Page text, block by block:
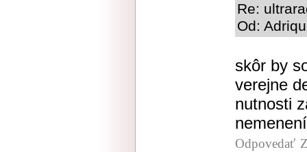
Re:
Od:
skôr by
verejne
nutnosti
nemenení
Odpovedať